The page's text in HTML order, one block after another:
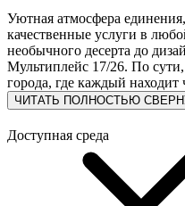
Уютная атмосфера
качественные услуги в
необычного десерта до
Мультиплейс 17/26. По
города, где каждый находит
ЧИТАТЬ ПОЛНОСТЬЮ
Доступная среда